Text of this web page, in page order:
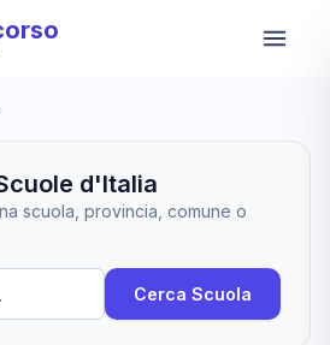
d'Italia
scuola, provincia, comune o
Cerca Scuola